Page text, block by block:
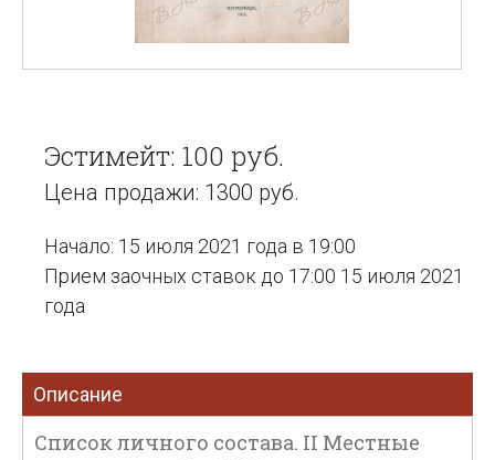
Эстимейт: 100 руб.
Цена продажи: 1300 руб.
Начало: 15 июля 2021 года в 19:00
Прием заочных ставок до 17:00 15 июля 2021
года
Описание
Список личного состава. II Местные